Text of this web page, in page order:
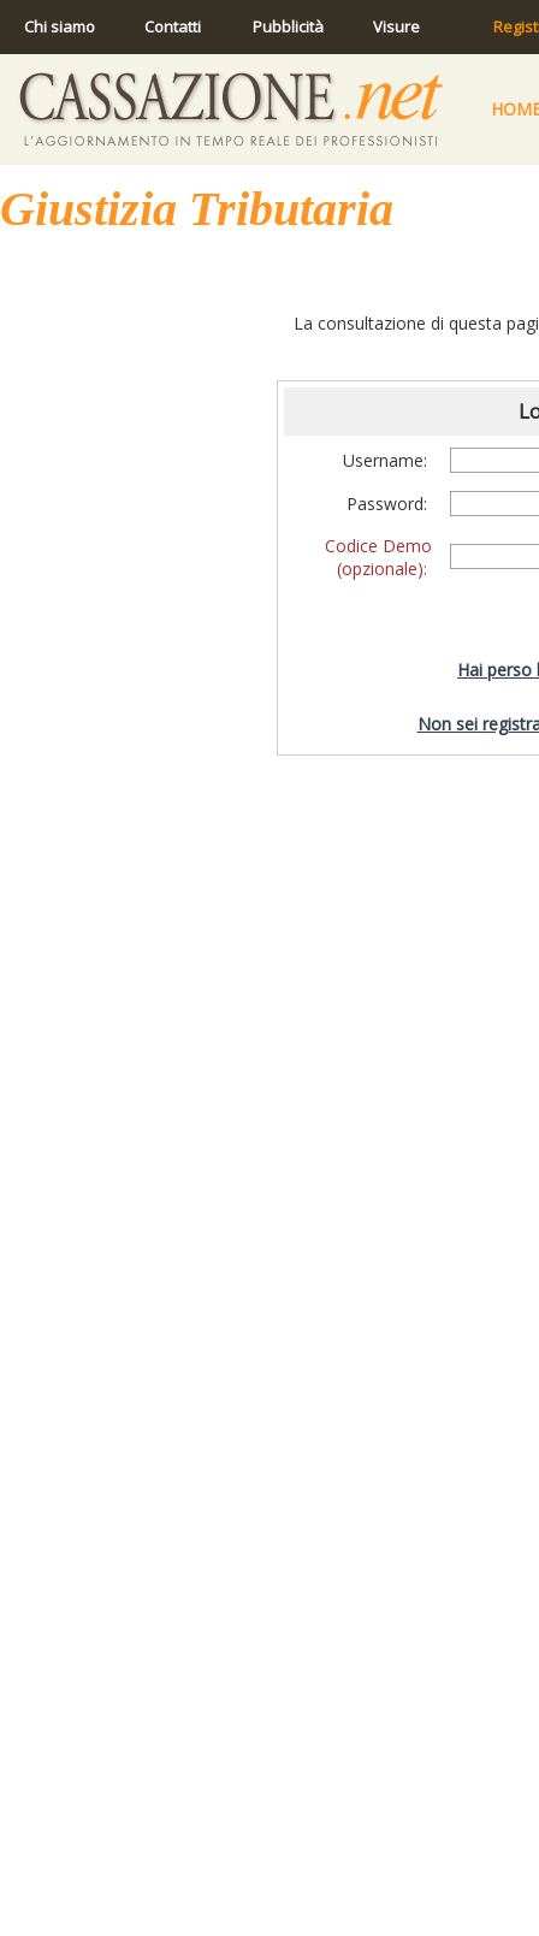
Chi siamo Contatti Pubblicità Visure
Giustizia Tributaria
La consultazione di questa
Username:
Password:
Codice Demo
(opzionale):
Hai perso
Non sei